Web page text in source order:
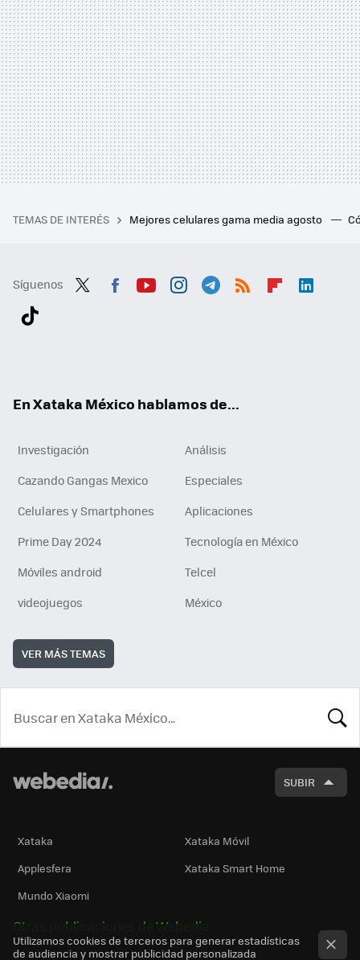
TEMAS DE INTERÉS Mejores celulares gama media agosto
Síguenos
En Xataka México hablamos de...
Investigación
Análisis
Cazando Gangas Mexico
Especiales
Celulares y Smartphones
Aplicaciones
Prime Day 2024
Tecnología en México
Móviles android
Telcel
videojuegos
México
VER MÁS TEMAS
SUBIR
Xataka
Xataka Móvil
Applesfera
Xataka Smart Home
Mundo Xiaomi
Otras publicaciones de Webedia
Utilizamos cookies de terceros para generar estadísticas
de audiencia y mostrar publicidad personalizada